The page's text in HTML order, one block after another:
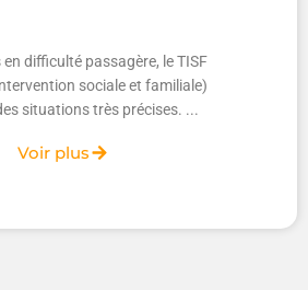
difficulté passagère, le TISF
sociale et familiale)
situations très précises. ...
Voir plus